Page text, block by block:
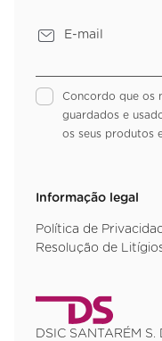
Concordo que os
guardados e
os seus produtos
Informação legal
Política de
Resolução de
DSIC SANTARÉM S.